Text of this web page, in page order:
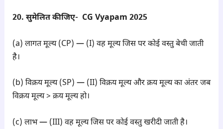
20. सुमेलित कीजिए- CG Vyapam 2025
(a) लागत मूल्य (CP) — (I) वह मूल्य जिस पर कोई वस्तु बेची जाती
है।
(b) विक्रय मूल्य (SP) — (II) विक्रय मूल्य और क्रय मूल्य का अंतर जब
विक्रय मूल्य > क्रय मूल्य हो।
(c) लाभ — (III) वह मूल्य जिस पर कोई वस्तु खरीदी जाती है।